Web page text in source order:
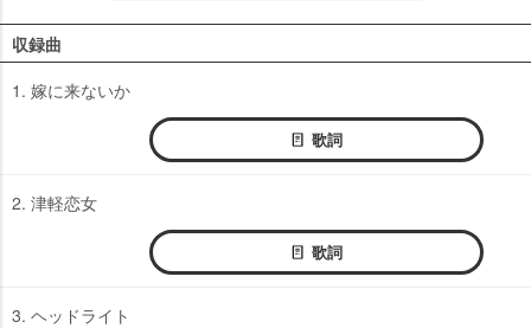
収録曲
1. 嫁に来ないか
歌詞
2. 津軽恋女
歌詞
3. ヘッドライト